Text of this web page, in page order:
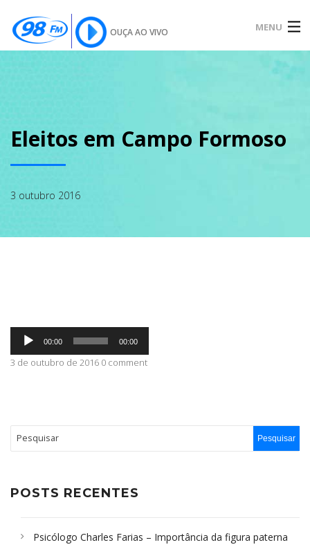
OUÇA AO VIVO MENU
SOBRE
PODCAST
ABRANGÊNCIA
Eleitos em Campo Formoso
3 outubro 2016
Tocador
áudio
00:00 00:00
3 de outubro de 2016 0 comment
POSTS RECENTES
Psicólogo Charles Farias – Importância da figura paterna